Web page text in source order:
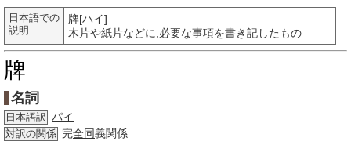
日本語での
説明
牌[ハイ]
木片や紙片などに,必要な事項を書き記したもの
牌
名詞
日本語訳 パイ
対訳の関係 完全同義関係